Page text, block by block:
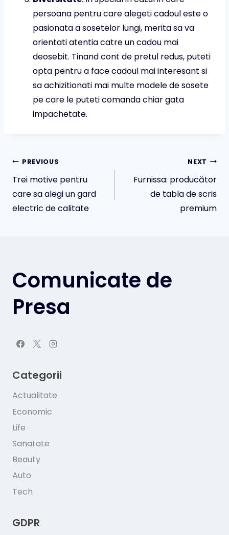
persoana pentru care alegeti cadoul este o
pasionata a sosetelor lungi, merita sa va
orientati atentia catre un cadou mai
deosebit. Tinand cont de pretul redus, puteti
opta pentru a face cadoul mai interesant si
sa achizitionati mai multe modele de sosete
pe care le puteti comanda chiar gata
impachetate.
Navigare
în
PREVIOUS
Trei motive pentru
care sa alegi un gard
electric de calitate
NEXT
Furnissa: producător
de tabla de scris
premium
Comunicate de
Presa
Categorii
Actualitate
Economic
Life
Sanatate
Beauty
Auto
Tech
GDPR